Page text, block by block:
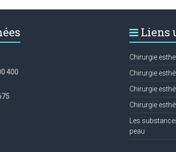
400
Liens
Chirurgie
Chirurgie
Chirurgie
Chirurgie
Les
peau